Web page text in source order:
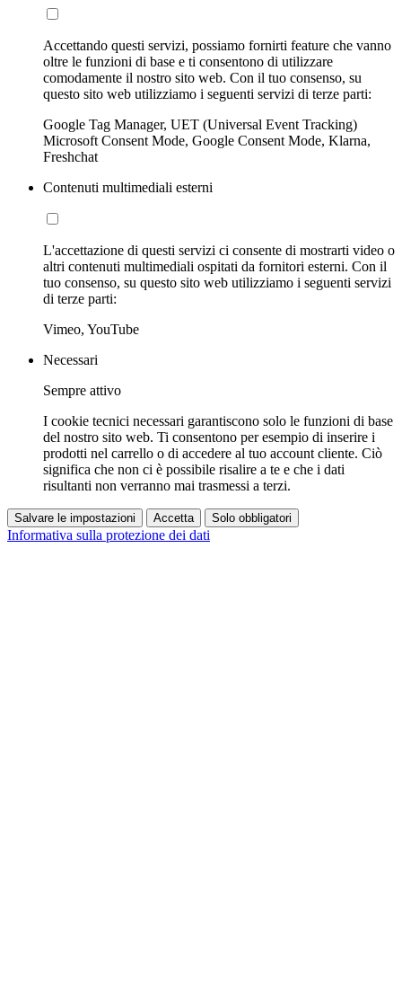
Accettando questi servizi, possiamo fornirti feature che vanno
oltre le funzioni di base e ti consentono di utilizzare
comodamente il nostro sito web. Con il tuo consenso, su
questo sito web utilizziamo i seguenti servizi di terze parti:
Google Tag Manager, UET (Universal Event Tracking)
Microsoft Consent Mode, Google Consent Mode, Klarna,
Freshchat
Contenuti multimediali esterni
L'accettazione di questi servizi ci consente di mostrarti video o
altri contenuti multimediali ospitati da fornitori esterni. Con il
tuo consenso, su questo sito web utilizziamo i seguenti servizi
di terze parti:
Vimeo, YouTube
Necessari
Sempre attivo
I cookie tecnici necessari garantiscono solo le funzioni di base
del nostro sito web. Ti consentono per esempio di inserire i
prodotti nel carrello o di accedere al tuo account cliente. Ciò
significa che non ci è possibile risalire a te e che i dati
risultanti non verranno mai trasmessi a terzi.
Salvare le impostazioni Accetta Solo obbligatori
Informativa sulla protezione dei dati